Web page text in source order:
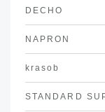
DECHO
NAPRON
krasob
STANDARD